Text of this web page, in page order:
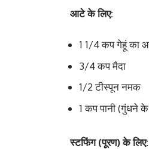
आटे के लिए:
1 1/4 कप गेहूं का
3/4 कप मैदा
1/2 टीस्पून नमक
1 कप पानी (गुंधने
स्टफिंग (पूरण) के लिए: